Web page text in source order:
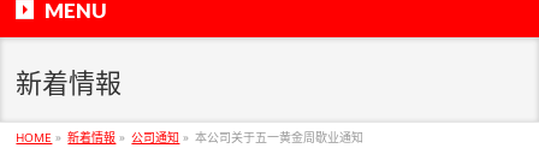
MENU
新着情報
HOME » 新着情報 » 公司通知 » 本公司关于五一黄金周歇业通知